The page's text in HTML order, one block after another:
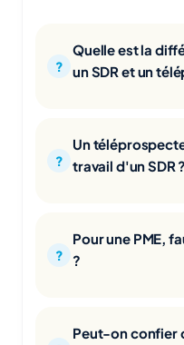
Quelle est la
un SDR et un
Un
travail d'un SDR ?
Pour une PME,
?
Peut-on confier